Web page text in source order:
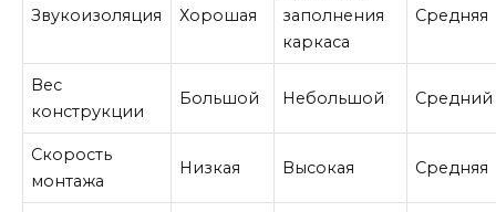
Звукоизоляция Хорошая
заполнения
каркаса
Средняя
Вес
конструкции
Большой Небольшой Средний
Скорость
монтажа
Низкая Высокая Средняя